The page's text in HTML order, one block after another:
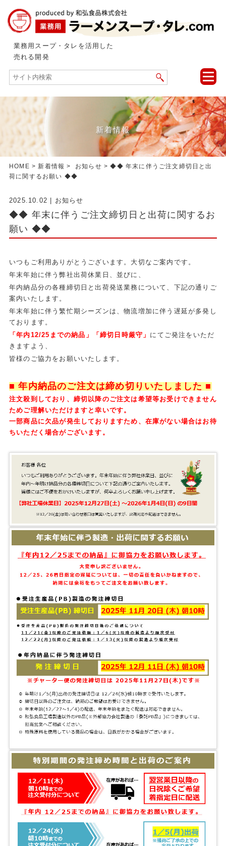
業務用スープ・タレを活用した
売れる開発
toggle
新着情報
HOME >新着情報 > お知らせ > ◆◆ 年末に伴うご注文締切日と出
荷に関するお願い ◆◆
2025.10.02 | お知らせ
◆◆ 年末に伴うご注文締切日と出荷に関するお
願い ◆◆
いつもご利用ありがとうございます。大切なご案内です。
年末年始に伴う弊社出荷休業日、並びに、
年内納品分の各種締切日と出荷発送業務について、下記の通りご
案内いたします。
年末年始に伴う繁忙期シーズンは、物流増加に伴う遅延が多発し
ております。
「年内12/25までの納品」「締切日時厳守」 にてご発注をいただ
きますよう、
皆様のご協力をお願いいたします。
■ 年内納品のご注文は締め切りいたしました ■
注文殺到しており、締切以降のご注文は希望等お受けできません
ためご理解いただけますと幸いです。
一部商品に欠品が発生しておりますため、在庫がない場合はお待
ちいただく場合がございます。